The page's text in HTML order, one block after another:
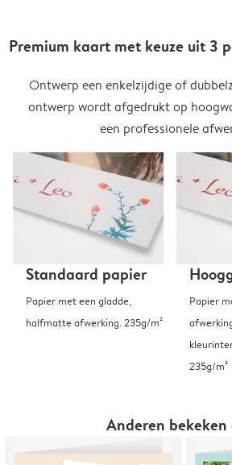
Premium kaart met keuze uit 3
Ontwerp een enkelzijdige of
ontwerp wordt afgedrukt op
een professionele
Standaard papier
Papier met een gladde,
halfmatte afwerking. 235g/m²
Papier
235g/m²
Anderen bekeken